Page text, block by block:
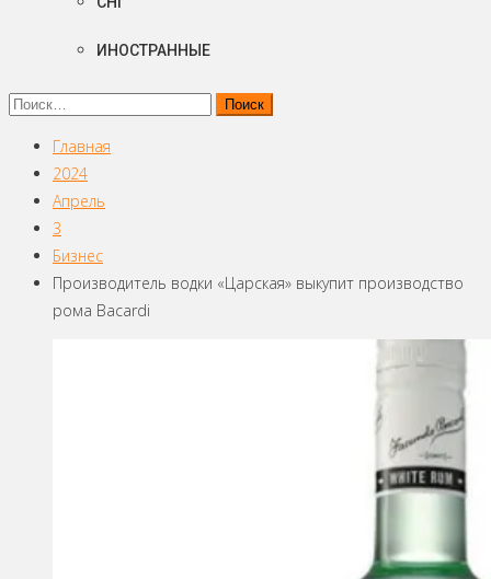
ИНОСТРАННЫЕ
Найти:
Главная
2024
Апрель
3
Бизнес
Производитель водки «Царская» выкупит производство
рома Bacardi